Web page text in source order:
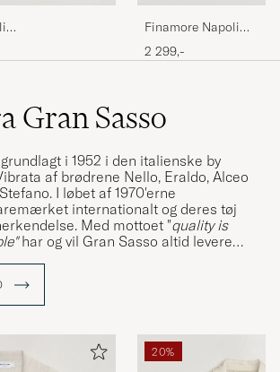
Jersey Shirt
Finamore Napoli
Cotton/Cashmere
Navy
2 299,-
Gran Sasso
i 1952 i den italienske by
af brødrene Nello, Eraldo, Alceo
I løbet af 1970'erne
internationalt og deres tøj
Med mottoet "quality is
har og vil Gran Sasso altid levere
20%